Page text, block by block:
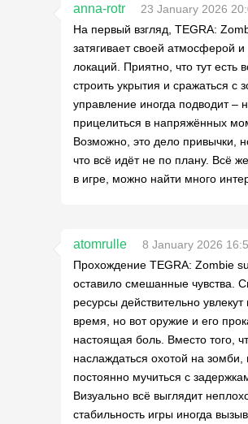
anna-rotr
23 January 2026
На первый взгляд, TEGRA:
затягивает своей атмосферой
локаций. Приятно, что тут есть
строить укрытия и сражаться с
управление иногда подводит –
прицелиться в напряжённых
Возможно, это дело привычки,
что всё идёт не по плану. Всё
в игре, можно найти много
atomrulle
8 January 2026
Прохождение TEGRA: Zombie
оставило смешанные чувства.
ресурсы действительно увлекут
время, но вот оружие и его
настоящая боль. Вместо того,
наслаждаться охотой на зомби,
постоянно мучиться с
Визуально всё выглядит
стабильность игры иногда